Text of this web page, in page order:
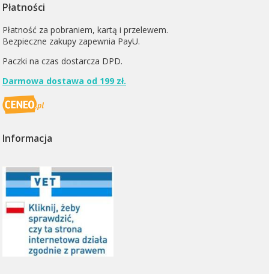
Płatności
Płatność za pobraniem, kartą i przelewem.
Bezpieczne zakupy zapewnia PayU.
Paczki na czas dostarcza DPD.
Darmowa dostawa od 199 zł.
Informacja